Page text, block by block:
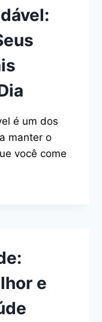
é um dos
manter o
você come
e